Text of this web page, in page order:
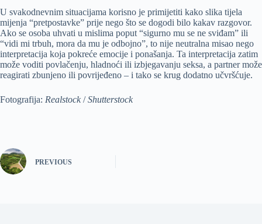
U svakodnevnim situacijama korisno je primijetiti kako slika tijela
mijenja “pretpostavke” prije nego što se dogodi bilo kakav razgovor.
Ako se osoba uhvati u mislima poput “sigurno mu se ne sviđam” ili
“vidi mi trbuh, mora da mu je odbojno”, to nije neutralna misao nego
interpretacija koja pokreće emocije i ponašanja. Ta interpretacija zatim
može voditi povlačenju, hladnoći ili izbjegavanju seksa, a partner može
reagirati zbunjeno ili povrijeđeno – i tako se krug dodatno učvršćuje.
Fotografija: Realstock /Shutterstock
PREVIOUS